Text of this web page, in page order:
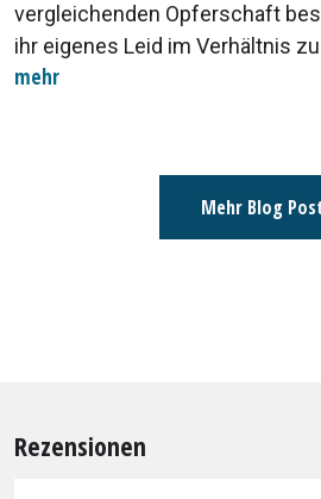
vergleichenden Opferschaft
ihr eigenes Leid im Verhältnis
mehr
Mehr Blog
Rezensionen